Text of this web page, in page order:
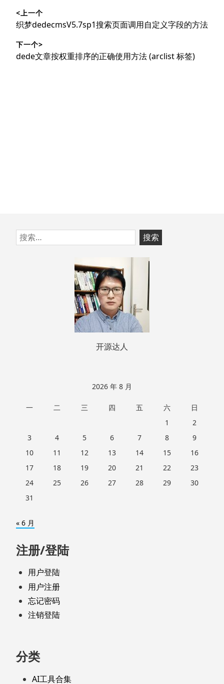
章
导
航
<上一个
上
文
章：
织梦dedecmsV5.7sp1搜索页面调用自定义字段的方法
下一个>
下
dede文章按权重排序的正确使用方法 (arclist 标签)
跳
至
搜
索：
开源达人
2026 年 8 月
一 二 三 四 五 六
日
1
2
3
4 5 6 7 8
9
10
11 12 13 14 15
16
17
18 19 20 21 22
23
24
25 26 27 28 29
30
31
« 6 月
注册/登陆
用户登陆
用户注册
忘记密码
注销登陆
分类
AI工具合集